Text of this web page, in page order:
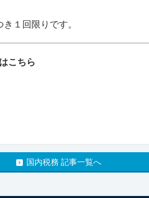
１回限りです。
こちら
国内税務 記事一覧へ